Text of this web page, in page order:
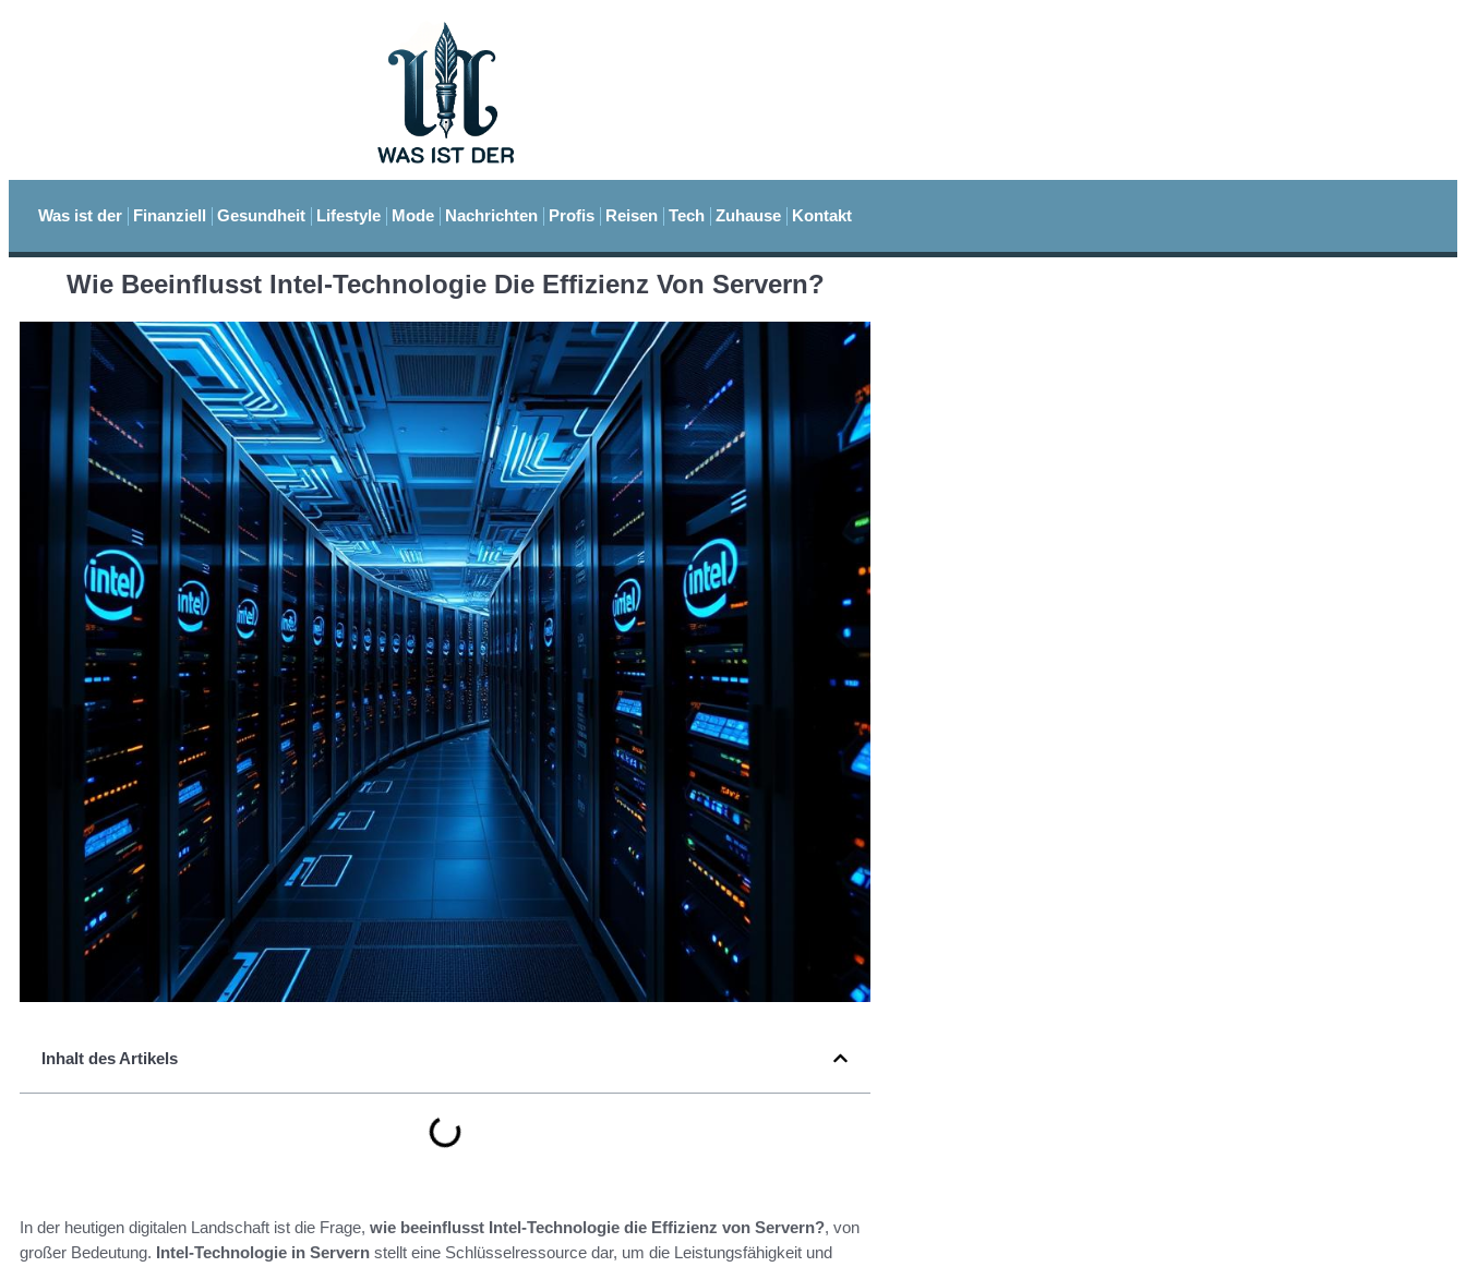
Was ist der Finanziell Gesundheit Lifestyle Mode Nachrichten Profis Reisen Tech Zuhause Kontakt
Wie Beeinflusst Intel-Technologie Die Effizienz Von Servern?
Inhalt des Artikels
In der heutigen digitalen Landschaft ist die Frage, wie beeinflusst Intel-Technologie die Effizienz von Servern?, von
großer Bedeutung. Intel-Technologie in Servern stellt eine Schlüsselressource dar, um die Leistungsfähigkeit und